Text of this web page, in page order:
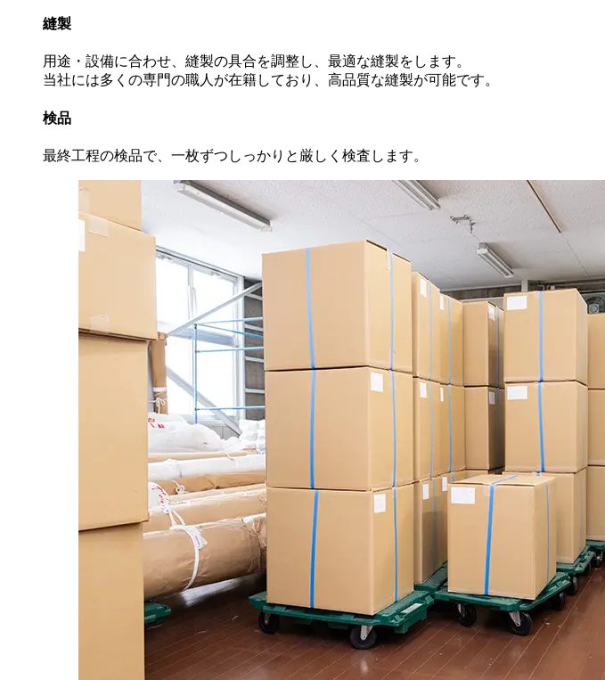
縫製
用途・設備に合わせ、縫製の具合を調整し、最適な縫製をします。
当社には多くの専門の職人が在籍しており、高品質な縫製が可能です。
検品
最終工程の検品で、一枚ずつしっかりと厳しく検査します。